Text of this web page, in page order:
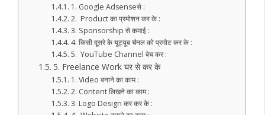
1. Google Adsenseसे :
2. Product का प्रमोशन कर के :
3. Sponsorship से कमाई :
4. किसी दूसरे के यूट्यूब चैनल को प्रमोट कर के :
5. YouTube Channel बेच कर :
5. Freelance Work घर से कर के
1. Video बनाने का काम :
2. Content लिखने का काम :
3. Logo Design कर कर के :